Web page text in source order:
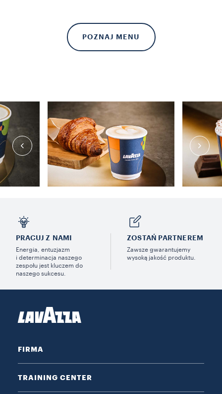
POZNAJ MENU
PRACUJ Z NAMI
Energia, entuzjazm
i determinacja naszego
zespołu jest kluczem do
naszego sukcesu.
ZOSTAŃ PARTNEREM
Zawsze gwarantujemy
wysoką jakość produktu.
FIRMA
TRAINING CENTER